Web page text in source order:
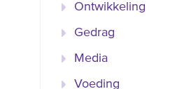
Ontwikkeling
Gedrag
Media
Voeding